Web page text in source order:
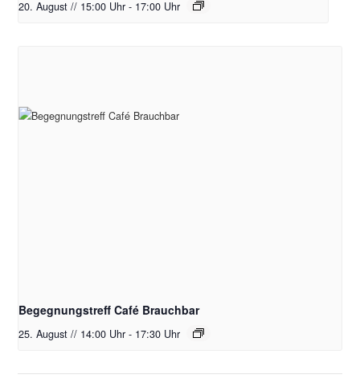
20. August // 15:00 Uhr - 17:00 Uhr
Begegnungstreff Café Brauchbar
25. August // 14:00 Uhr - 17:30 Uhr